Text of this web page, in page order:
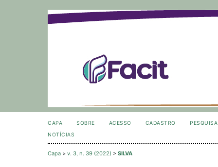
CAPA SOBRE ACESSO CADASTRO
PESQUISA
NOTÍCIAS
Capa > v. 3, n. 39 (2022) > SILVA